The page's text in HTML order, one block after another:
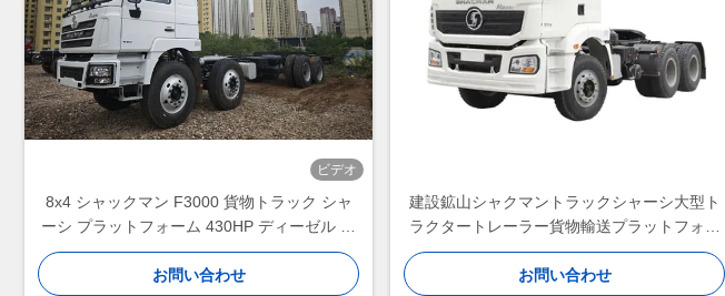
ビデオ
8x4 シャックマン F3000 貨物トラック シャ
ーシ プラットフォーム 430HP ディーゼル エ
ンジン頑丈な輸送車両
お問い合わせ
建設鉱山シャクマントラックシャーシ大型ト
ラクタートレーラー貨物輸送プラットフォー
ム重荷重装置
お問い合わせ